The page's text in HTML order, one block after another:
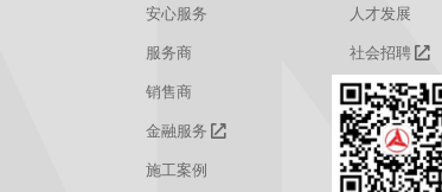
安心服务
服务商
销售商
金融服务
施工案例
人才发展
社会招聘
校园招聘